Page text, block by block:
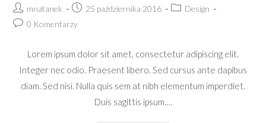
Post
author:
mnatanek
Post25 października 2016
PostDesign
Post0 Komentarzy
Lorem ipsum dolor sit amet, consectetur adipiscing elit.
Integer nec odio. Praesent libero. Sed cursus ante dapibus
diam. Sed nisi. Nulla quis sem at nibh elementum imperdiet.
Duis sagittis ipsum.…